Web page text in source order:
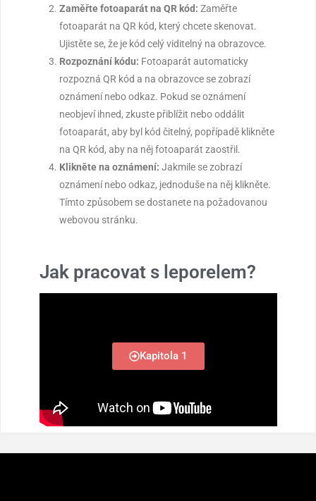
Zaměřte fotoaparát na QR kód: Zaměřte
fotoaparát na QR kód, který chcete skenovat.
Ujistěte se, že je kód celý viditelný na obrazovce.
Rozpoznání kódu: Fotoaparát automaticky
rozpozná QR kód a na obrazovce se zobrazí
oznámení nebo odkaz. Pokud se oznámení
neobjeví ihned, zkuste přiblížit nebo oddálit
fotoaparát, aby byl kód čitelný, popřípadě klikněte
na QR kód, aby na něj fotoaparát zaostřil.
Klikněte na oznámení: Jakmile se zobrazí
oznámení nebo odkaz, jednoduše na něj klikněte.
Tímto způsobem se dostanete na požadovanou
webovou stránku.
Jak pracovat s leporelem?
Kapitola 1